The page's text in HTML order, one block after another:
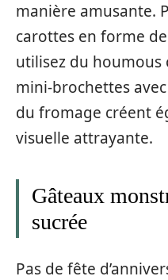
manière amusante.
carottes en forme
utilisez du houmous
mini-brochettes
du fromage créent
visuelle attrayante.
Gâteaux
sucrée
Pas de fête